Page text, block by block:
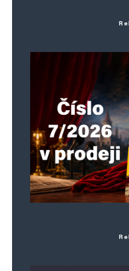
E-mail*
Uložit do prohlížeče jméno, e-
komentáře.